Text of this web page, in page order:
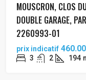
MOUSCRON, CLOS
DOUBLE GARAGE,
2260993-01
prix indicatif
3 2 194